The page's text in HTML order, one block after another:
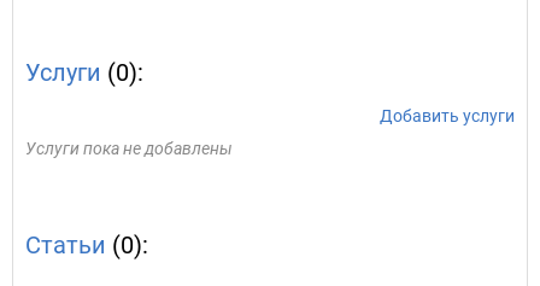
Услуги (0):
Добавить услуги
Услуги пока не добавлены
Статьи (0):